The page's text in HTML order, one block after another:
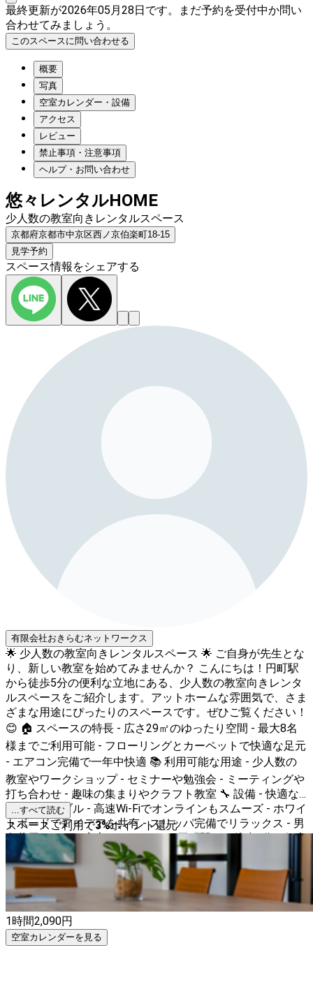
最終更新が2026年05月28日です。まだ予約を受付中か問い
合わせてみましょう。
このスペースに問い合わせる
概要
写真
空室カレンダー・設備
アクセス
レビュー
禁止事項・注意事項
ヘルプ・お問い合わせ
悠々レンタルHOME
少人数の教室向きレンタルスペース
京都府京都市中京区西ノ京伯楽町18-15
見学予約
スペース情報をシェアする
有限会社おきらむネットワークス
🌟 少人数の教室向きレンタルスペース 🌟 ご自身が先生とな
り、新しい教室を始めてみませんか？ こんにちは！円町駅
から徒歩5分の便利な立地にある、少人数の教室向きレンタ
ルスペースをご紹介します。アットホームな雰囲気で、さま
ざまな用途にぴったりのスペースです。ぜひご覧ください！
😊 🏠 スペースの特長 - 広さ29㎡のゆったり空間 - 最大8名
様までご利用可能 - フローリングとカーペットで快適な足元
- エアコン完備で一年中快適 📚 利用可能な用途 - 少人数の
教室やワークショップ - セミナーや勉強会 - ミーティングや
打ち合わせ - 趣味の集まりやクラフト教室 🔧 設備 - 快適な
椅子とテーブル - 高速Wi-Fiでオンラインもスムーズ - ホワイ
トボードでアイデアを共有 - スリッパ完備でリラックス - 男
女共用トイレで安心 🚶 アクセス - 円町駅から徒歩5分の好立
地 - 駅近で集合も解散もスムーズ このスペースは、少人数
での集まりに最適です。アットホームな雰囲気の中で、楽し
い時間をお過ごしください。皆様のご利用を心よりお待ちし
ております！🌸
...すべて読む
スペースご利用で3%ポイント還元
1時間2,090円
空室カレンダーを見る